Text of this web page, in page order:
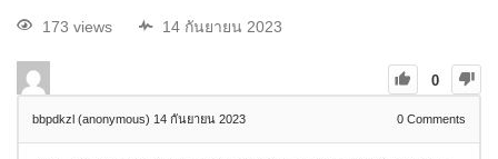
173 views 14 กันยายน 2023
0
bbpdkzl (anonymous) 14 กันยายน 2023 0 Comments